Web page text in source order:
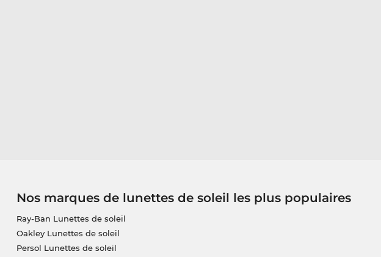
Nos marques de lunettes de soleil les plus populaires
Ray-Ban Lunettes de soleil
Oakley Lunettes de soleil
Persol Lunettes de soleil